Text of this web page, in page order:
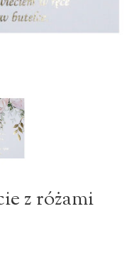
z różami